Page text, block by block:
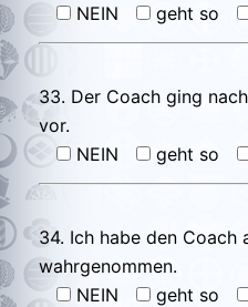
NEIN
geht so
33. Der Coach ging
vor.
NEIN
geht so
34. Ich habe den Coach
wahrgenommen.
NEIN
geht so